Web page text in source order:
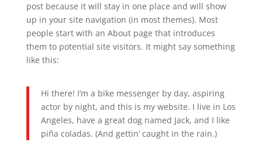
post because it will stay in one place and will show
up in your site navigation (in most themes). Most
people start with an About page that introduces
them to potential site visitors. It might say something
like this:
Hi there! I’m a bike messenger by day, aspiring
actor by night, and this is my website. I live in Los
Angeles, have a great dog named Jack, and I like
piña coladas. (And gettin‘ caught in the rain.)